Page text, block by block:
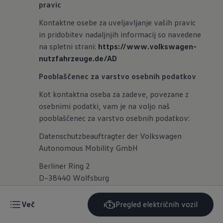
Pregled električnih vozil
Več
pravic
Kontaktne osebe za uveljavljanje vaših pravic
in pridobitev nadaljnjih informacij so navedene
na spletni strani: https://www.volkswagen-
nutzfahrzeuge.de/AD
Pooblaščenec za varstvo osebnih podatkov
Kot kontaktna oseba za zadeve, povezane z
osebnimi podatki, vam je na voljo naš
pooblaščenec za varstvo osebnih podatkov:
Datenschutzbeauftragter der Volkswagen
Autonomous Mobility GmbH
Berliner Ring 2
D–38440 Wolfsburg
Stanje: 14. 3. 2025